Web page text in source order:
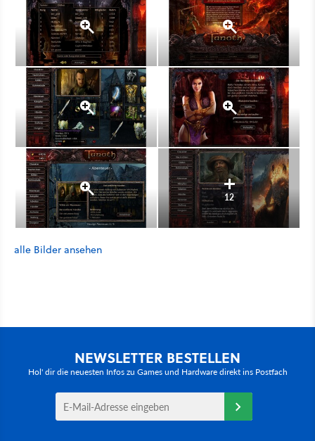
12
alle Bilder ansehen
NEWSLETTER BESTELLEN
Hol' dir die neuesten Infos zu Games und Hardware direkt ins Postfach